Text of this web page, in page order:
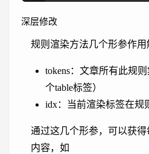
深层修改
规则渲染方法几个形参作用
tokens：文章所有此规
个table标签）
idx：当前渲染标签在规
通过这几个形参，可以获
内容，如